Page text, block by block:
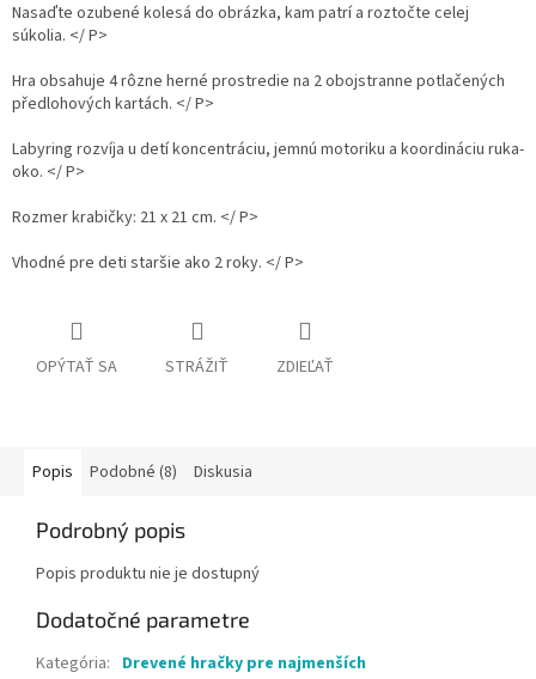
Nasaďte ozubené kolesá do obrázka, kam patrí a roztočte celej
súkolia. </ P>
Hra obsahuje 4 rôzne herné prostredie na 2 obojstranne potlačených
předlohových kartách. </ P>
Labyring rozvíja u detí koncentráciu, jemnú motoriku a koordináciu ruka-
oko. </ P>
Rozmer krabičky: 21 x 21 cm. </ P>
Vhodné pre deti staršie ako 2 roky. </ P>
OPÝTAŤ SA STRÁŽIŤ ZDIEĽAŤ
Popis Podobné (8) Diskusia
Podrobný popis
Popis produktu nie je dostupný
Dodatočné parametre
Kategória: Drevené hračky pre najmenších